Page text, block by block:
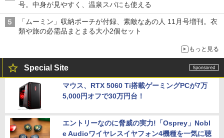
号。中身が見やすく、温泉スパにも使える
「ムーミン」収納ポーチが付録、素敵なあの人 11月号増刊。衣
類や旅の必需品まとまる大小2個セット
もっと見る
Special Site
マウス、RTX 5060 Ti搭載ゲーミングPCが7万
5,000円オフで30万円台！
エントリーなのに脅威の実力!「Osprey」Nobl
e Audioワイヤレスイヤフォン4機種を一気に聴